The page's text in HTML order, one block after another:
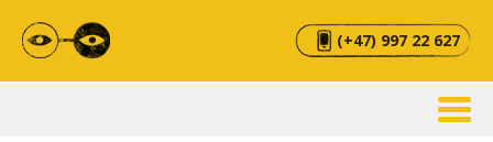
(+47) 997 22 627